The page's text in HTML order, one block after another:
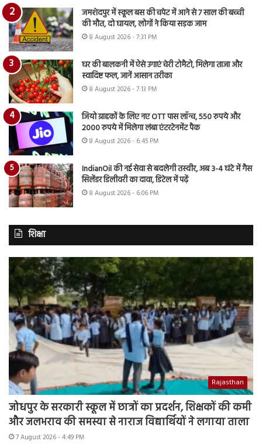
जमशेदपुर में स्कूल बस की चपेट में आने से 7 साल की बच्ची
की मौत, दो घायल, लोगों ने किया सड़क जाम
8 August 2026 - 7:31 PM
घर की बालकनी में ऐसे उगाएं चेरी टोमैटो, मिलेगा ताजा और
स्वादिष्ट फल, जानें आसान तरीका
8 August 2026 - 7:13 PM
जियो ग्राहकों के लिए नए OTT पास लॉन्च, 550 रुपये और
2000 रुपये में मिलेगा लंबा एंटरटेनमेंट पैक
8 August 2026 - 6:45 PM
IndianOil की नई सेवा से बदलेगी तस्वीर, अब 3-4 घंटे में गैस
सिलेंडर डिलीवरी का दावा, डिटेल में पढ़ें
8 August 2026 - 6:06 PM
शिक्षा
Rajasthan
जोधपुर के सरकारी स्कूल में छात्रों का प्रदर्शन, शिक्षकों की कमी
और जलभराव की समस्या से नाराज विद्यार्थियों ने लगाया ताला
7 August 2026 - 4:49 PM